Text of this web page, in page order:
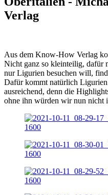
Verlag
Aus dem Know-How Verlag
Nicht ganz so kleinteilig, dafür
nur Ligurien besuchen will,
Dafür kommt natürlich
ausreichend, denn die
ohne ihn würden wir nun nicht